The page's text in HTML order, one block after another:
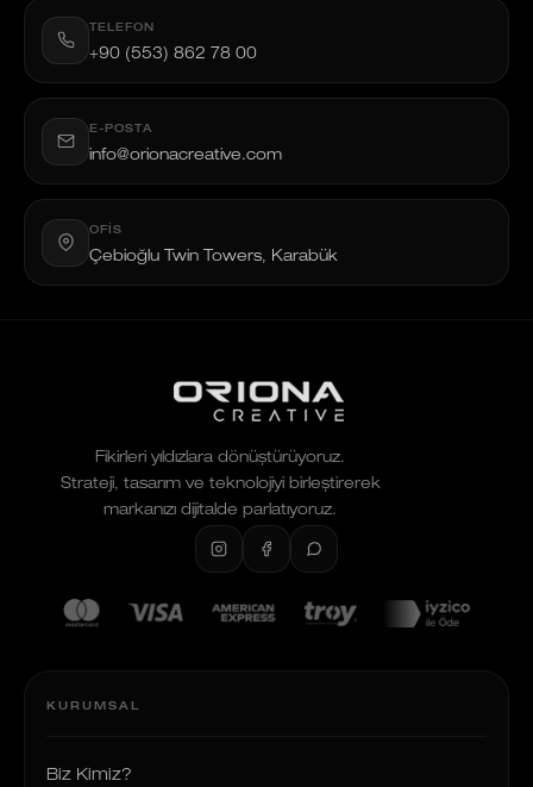
TELEFON
+90 (553) 862 78 00
E-POSTA
info@orionacreative.com
OFIS
Çebioğlu Twin Towers, Karabük
Fikirleri yıldızlara dönüştürüyoruz.
Strateji, tasarım ve teknolojiyi birleştirerek
markanızı dijitalde parlatıyoruz.
KURUMSAL
Biz Kimiz?